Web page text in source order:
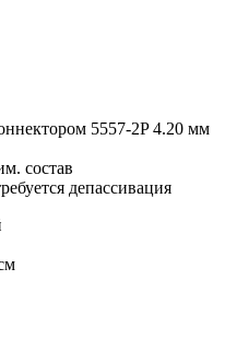
5557-2P 4.20 мм
состав
депассивация